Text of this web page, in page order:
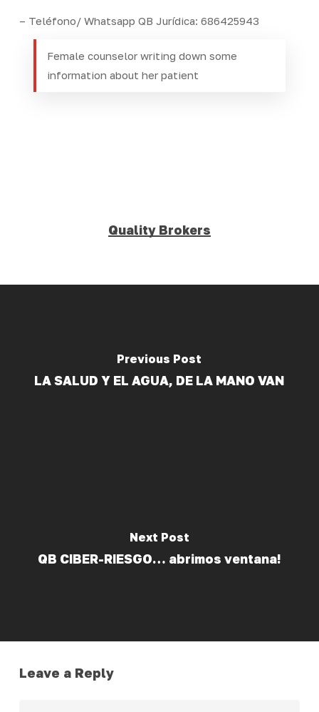
– Teléfono/ Whatsapp QB Jurídica: 686425943
Female counselor writing down some
information about her patient
Quality Brokers
Previous Post
LA SALUD Y EL AGUA, DE LA MANO VAN
Next Post
QB CIBER-RIESGO… abrimos ventana!
Leave a Reply